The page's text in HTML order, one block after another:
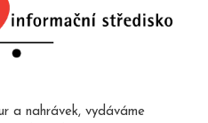
a nahrávek, vydáváme